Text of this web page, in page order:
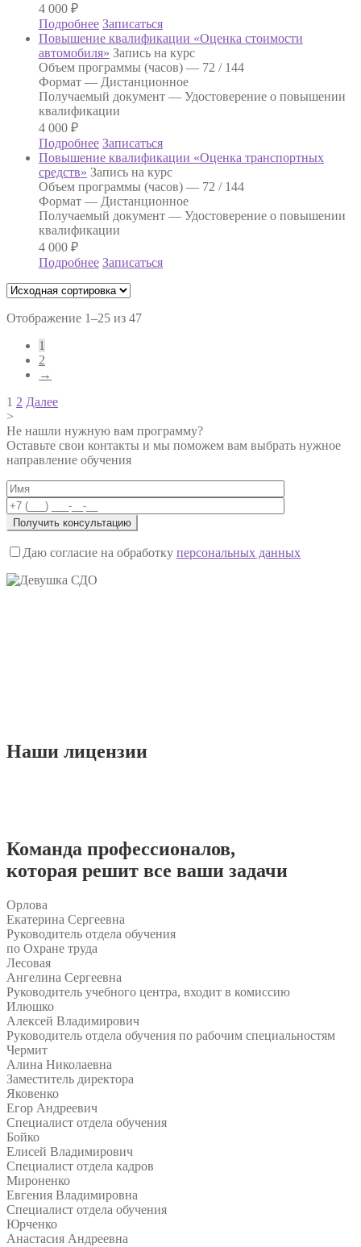
4 000 ₽
Подробнее Записаться
Повышение квалификации «Оценка стоимости
автомобиля» Запись на курс
Объем программы (часов) — 72 / 144
Формат — Дистанционное
Получаемый документ — Удостоверение о повышении
квалификации
4 000 ₽
Подробнее Записаться
Повышение квалификации «Оценка транспортных
средств» Запись на курс
Объем программы (часов) — 72 / 144
Формат — Дистанционное
Получаемый документ — Удостоверение о повышении
квалификации
4 000 ₽
Подробнее Записаться
Отображение 1–25 из 47
1
2
→
Навигация
по
записям
1 2 Далее
>
Не нашли нужную вам программу?
Оставьте свои контакты и мы поможем вам выбрать нужное
направление обучения
Даю согласие на обработку персональных данных
Наши лицензии
Команда профессионалов,
которая решит все ваши задачи
Орлова
Екатерина Сергеевна
Руководитель отдела обучения
по Охране труда
Лесовая
Ангелина Сергеевна
Руководитель учебного центра, входит в комиссию
Илюшко
Алексей Владимирович
Руководитель отдела обучения по рабочим специальностям
Чермит
Алина Николаевна
Заместитель директора
Яковенко
Егор Андреевич
Специалист отдела обучения
Бойко
Елисей Владимирович
Специалист отдела кадров
Мироненко
Евгения Владимировна
Специалист отдела обучения
Юрченко
Анастасия Андреевна